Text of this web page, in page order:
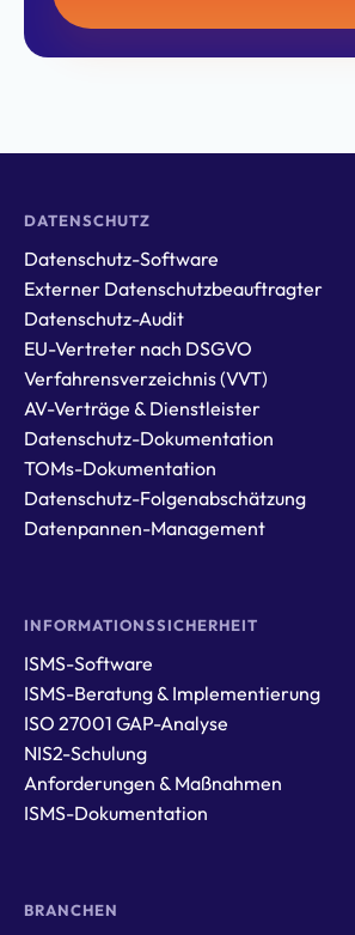
DATENSCHUTZ
Datenschutz-Software
Externer Datenschutzbeauftragter
Datenschutz-Audit
EU-Vertreter nach DSGVO
Verfahrensverzeichnis (VVT)
AV-Verträge & Dienstleister
Datenschutz-Dokumentation
TOMs-Dokumentation
Datenschutz-Folgenabschätzung
Datenpannen-Management
INFORMATIONSSICHERHEIT
ISMS-Software
ISMS-Beratung & Implementierung
ISO 27001 GAP-Analyse
NIS2-Schulung
Anforderungen & Maßnahmen
ISMS-Dokumentation
BRANCHEN